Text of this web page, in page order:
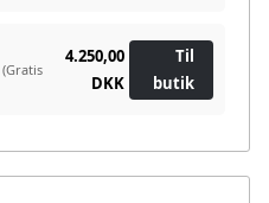
(Gratis
4.250,00
DKK
Til
butik